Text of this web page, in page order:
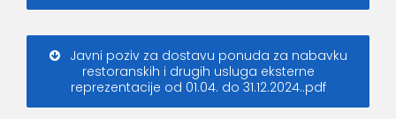
Javni poziv za dostavu ponuda za nabavku
restoranskih i drugih usluga eksterne
reprezentacije od 01.04. do 31.12.2024..pdf